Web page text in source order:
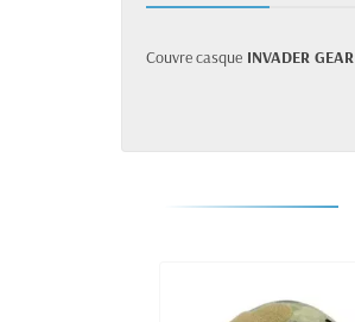
Couvre casque INVADER GEAR